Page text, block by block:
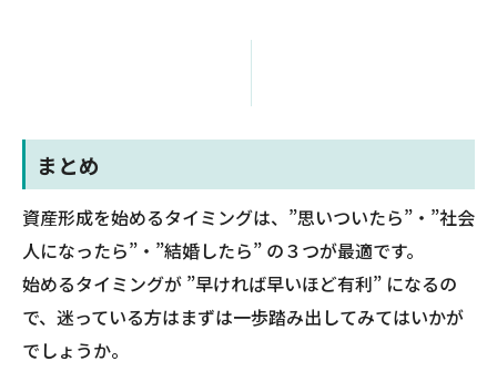
まとめ
資産形成を始めるタイミングは、”思いついたら”・”社会
人になったら”・”結婚したら” の３つが最適です。
始めるタイミングが ”早ければ早いほど有利” になるの
で、迷っている方はまずは一歩踏み出してみてはいかが
でしょうか。